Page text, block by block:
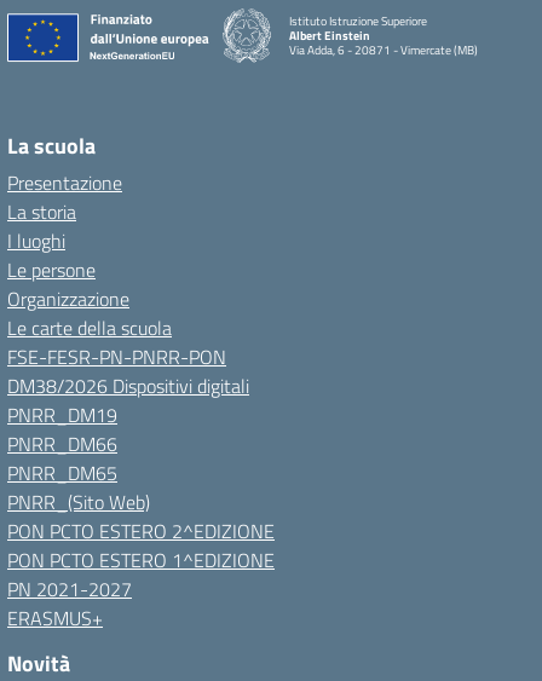
Istituto Istruzione Superiore
Albert Einstein
Via Adda, 6 - 20871 - Vimercate (MB)
La scuola
Presentazione
La storia
I luoghi
Le persone
Organizzazione
Le carte della scuola
FSE-FESR-PN-PNRR-PON
DM38/2026 Dispositivi digitali
PNRR_DM19
PNRR_DM66
PNRR_DM65
PNRR_(Sito Web)
PON PCTO ESTERO 2^EDIZIONE
PON PCTO ESTERO 1^EDIZIONE
PN 2021-2027
ERASMUS+
Novità